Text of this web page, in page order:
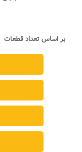
بر اساس تعداد قطعات